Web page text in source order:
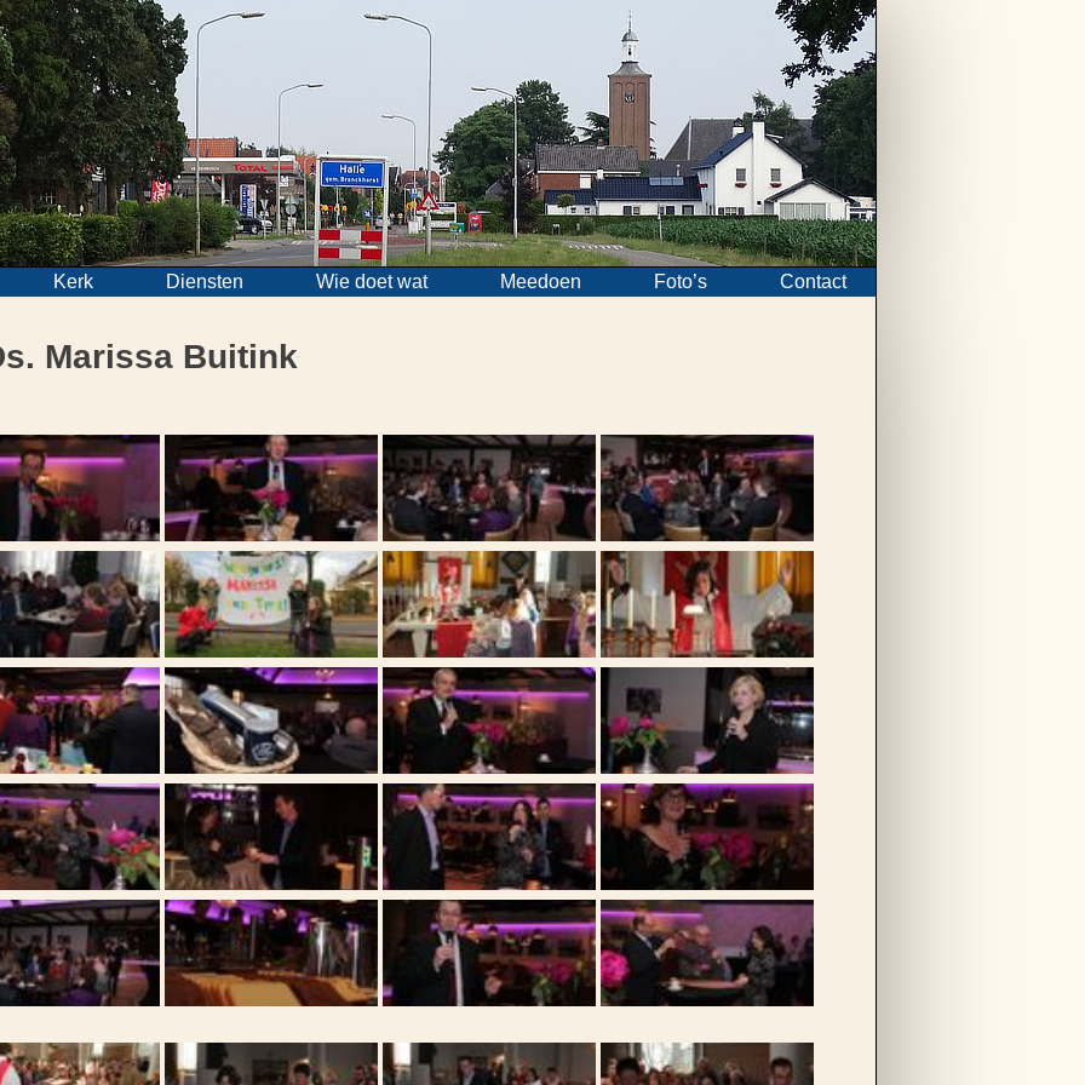
Kerk Diensten Wie doet wat Meedoen Foto’s Contact
Marissa Buitink